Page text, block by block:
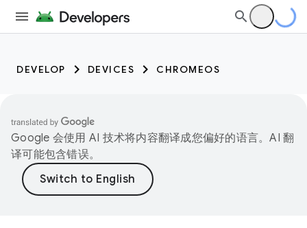
DEVELOP DEVICES CHROMEOS
Google 会使用 AI 技术将内容翻译成您偏好的语言。AI 翻
译可能包含错误。